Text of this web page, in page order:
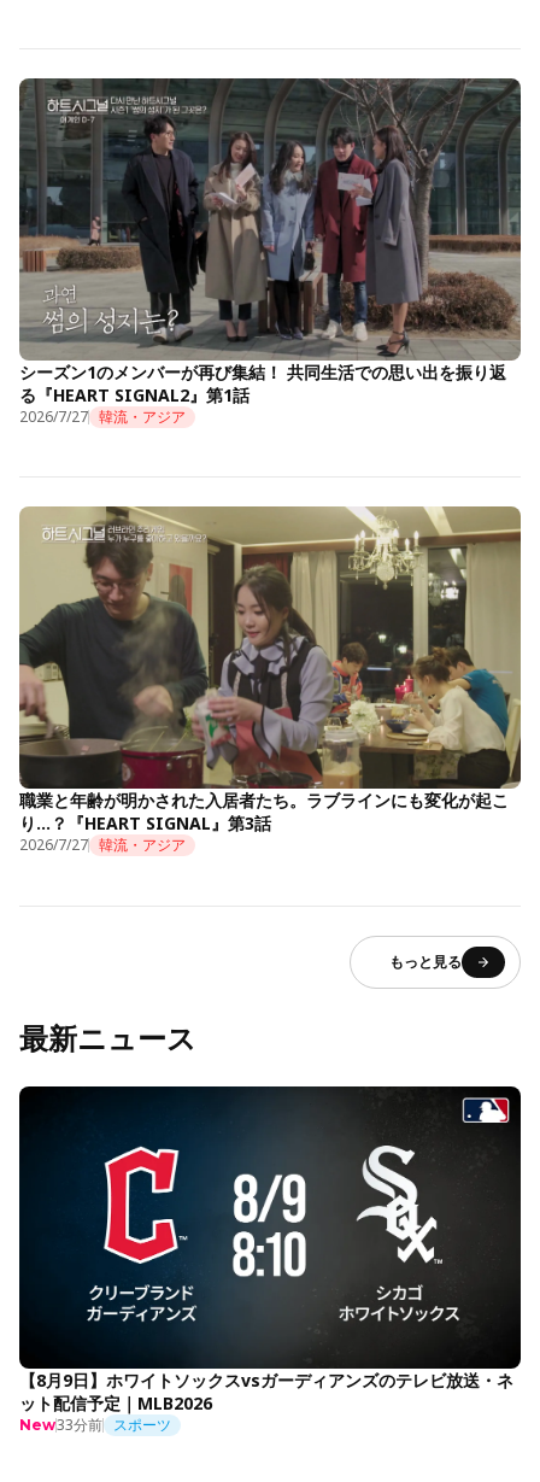
シーズン1のメンバーが再び集結！ 共同生活での思い出を振り返
る『HEART SIGNAL2』第1話
2026/7/27 韓流・アジア
職業と年齢が明かされた入居者たち。ラブラインにも変化が起こ
り…？『HEART SIGNAL』第3話
2026/7/27 韓流・アジア
もっと見る
最新ニュース
【8月9日】ホワイトソックスvsガーディアンズのテレビ放送・ネ
ット配信予定｜MLB2026
New33分前 スポーツ